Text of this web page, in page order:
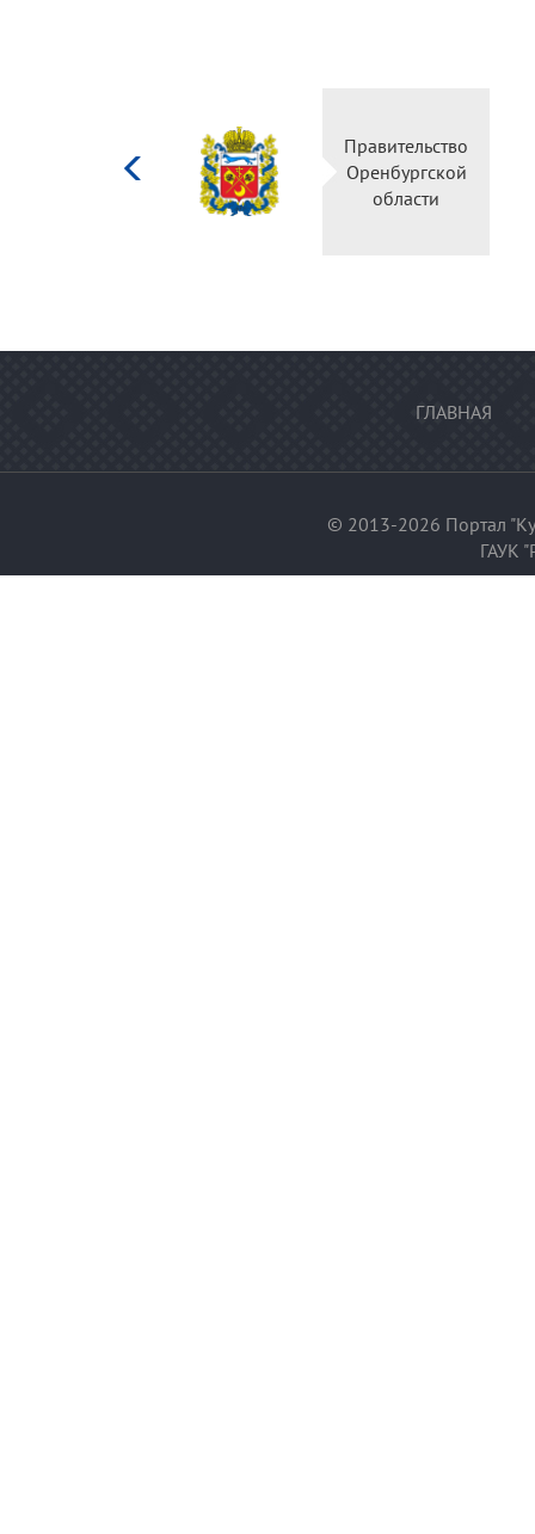
Правительство
Оренбургской
области
ГЛАВНАЯ
© 2013-2026 Портал
ГАУК